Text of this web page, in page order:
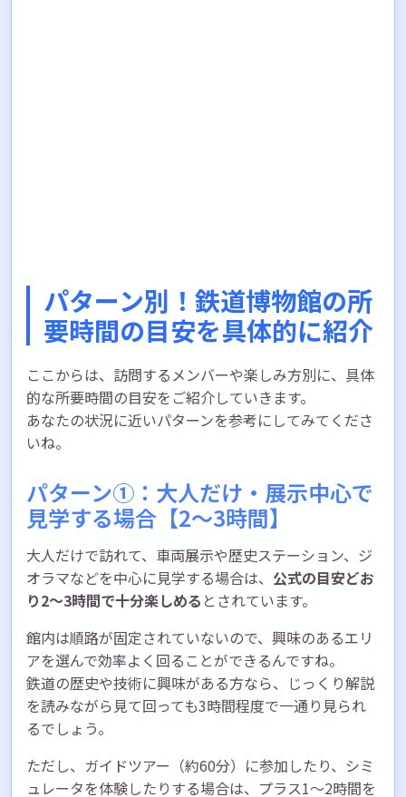
パターン別！鉄道博物館の所
要時間の目安を具体的に紹介
ここからは、訪問するメンバーや楽しみ方別に、具体
的な所要時間の目安をご紹介していきます。
あなたの状況に近いパターンを参考にしてみてくださ
いね。
パターン①：大人だけ・展示中心で
見学する場合【2〜3時間】
大人だけで訪れて、車両展示や歴史ステーション、ジ
オラマなどを中心に見学する場合は、 公式の目安どお
り2〜3時間で十分楽しめる とされています。
館内は順路が固定されていないので、興味のあるエリ
アを選んで効率よく回ることができるんですね。
鉄道の歴史や技術に興味がある方なら、じっくり解説
を読みながら見て回っても3時間程度で一通り見られ
るでしょう。
ただし、ガイドツアー（約60分）に参加したり、シミ
ュレータを体験したりする場合は、プラス1〜2時間を